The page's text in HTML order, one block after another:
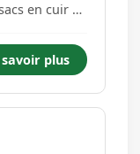
en cuir de
finition.
Vous
savoir plus